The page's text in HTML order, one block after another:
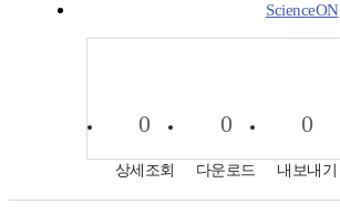
ScienceON
0
상세조회
0
다운로드
0
내보내기